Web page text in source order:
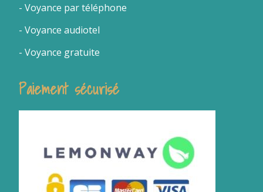
-Voyance par téléphone
- Voyance audiotel
- Voyance gratuite
Paiement sécurisé